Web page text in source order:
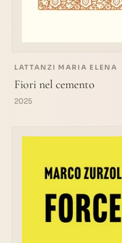
LATTANZI MARIA ELENA
Fiori nel cemento
2025